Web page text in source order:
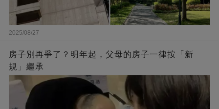
2025/08/27
房子別再爭了？明年起，父母的房子一律按「新
規」繼承